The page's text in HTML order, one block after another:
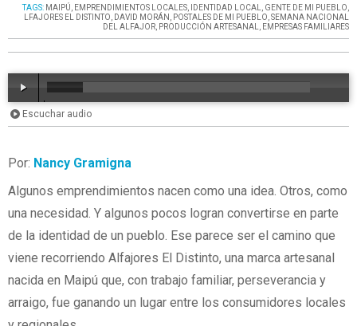
TAGS: MAIPÚ, EMPRENDIMIENTOS LOCALES, IDENTIDAD LOCAL, GENTE DE MI PUEBLO,
LFAJORES EL DISTINTO, DAVID MORÁN , POSTALES DE MI PUEBLO,SEMANA NACIONAL
DEL ALFAJOR, PRODUCCIÓN ARTESANAL, EMPRESAS FAMILIARES
00:00 /25:08
Escuchar audio
Por: Nancy Gramigna
Algunos emprendimientos nacen como una idea. Otros, como
una necesidad. Y algunos pocos logran convertirse en parte
de la identidad de un pueblo. Ese parece ser el camino que
viene recorriendo Alfajores El Distinto, una marca artesanal
nacida en Maipú que, con trabajo familiar, perseverancia y
arraigo, fue ganando un lugar entre los consumidores locales